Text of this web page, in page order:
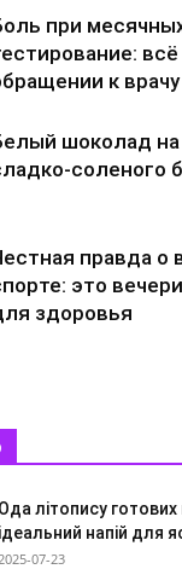
при
к врачу
шоколад на
соленого
правда о
это
здоровья
Ода літопису готових
ідеальний напій для
07-23